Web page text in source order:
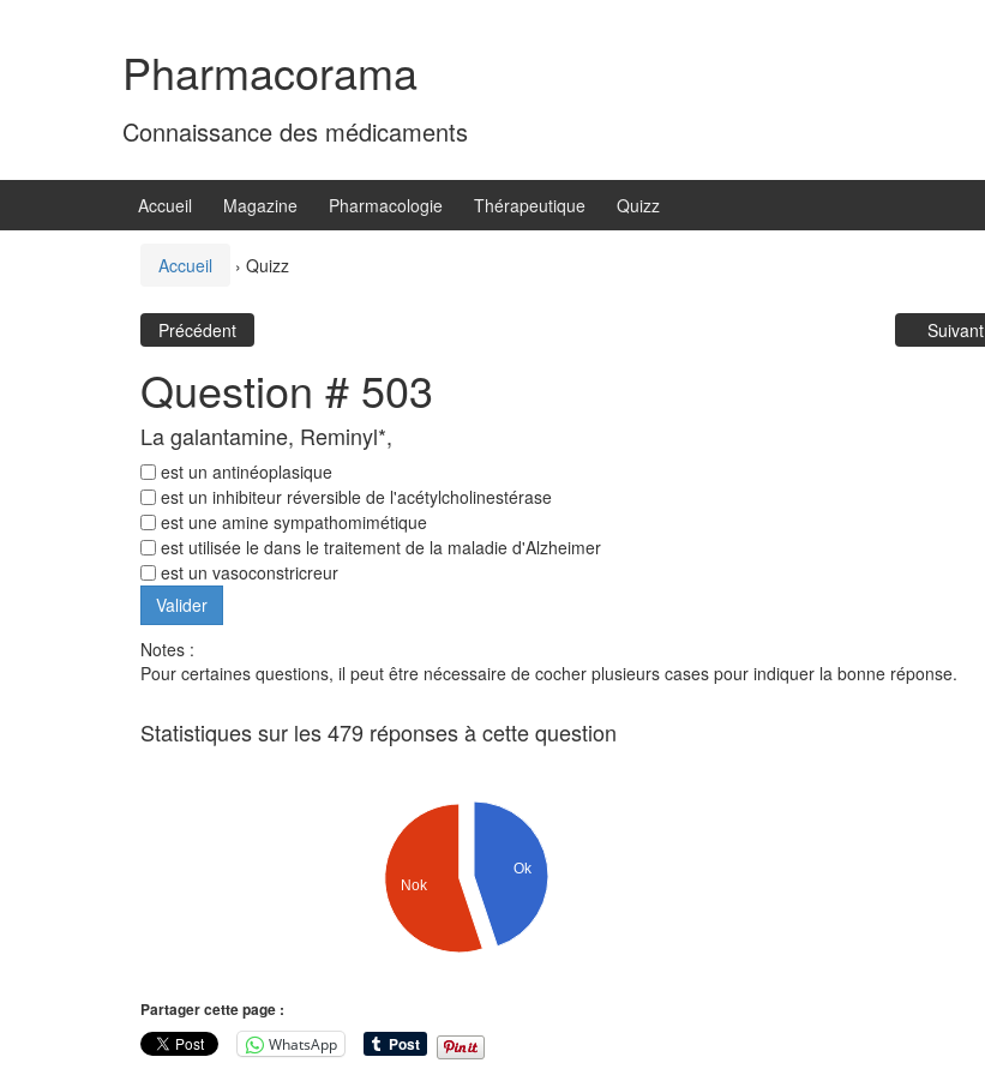
Pharmacorama
Connaissance des médicaments
Accueil Magazine Pharmacologie Thérapeutique Quizz
Accueil › Quizz
Précédent Suivant
Question # 503
La galantamine, Reminyl*,
est un antinéoplasique
est un inhibiteur réversible de l'acétylcholinestérase
est une amine sympathomimétique
est utilisée le dans le traitement de la maladie d'Alzheimer
est un vasoconstricreur
Notes :
Pour certaines questions, il peut être nécessaire de cocher plusieurs cases pour indiquer la bonne réponse.
Statistiques sur les 479 réponses à cette question
Ok
Nok
Partager cette page :
WhatsApp